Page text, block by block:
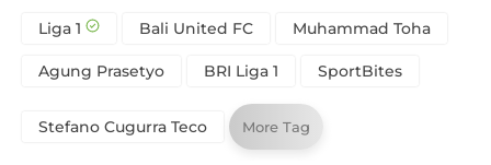
Liga 1 Bali United FC Muhammad Toha
Agung Prasetyo BRI Liga 1 SportBites
Stefano Cugurra Teco More Tag